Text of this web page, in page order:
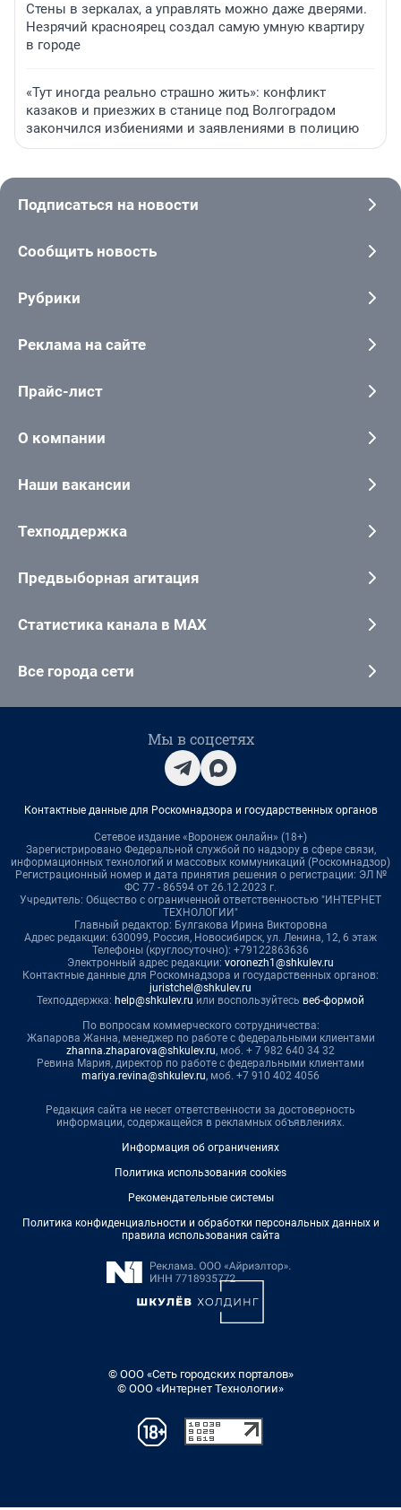
Стены в зеркалах, а управлять можно даже дверями.
Незрячий красноярец создал самую умную квартиру
в городе
«Тут иногда реально страшно жить»: конфликт
казаков и приезжих в станице под Волгоградом
закончился избиениями и заявлениями в полицию
Подписаться на новости
Сообщить новость
Рубрики
Реклама на сайте
Прайс-лист
О компании
Наши вакансии
Техподдержка
Предвыборная агитация
Статистика канала в MAX
Все города сети
Мы в соцсетях
Контактные данные для Роскомнадзора и государственных органов
Сетевое издание «Воронеж онлайн» (18+)
Зарегистрировано Федеральной службой по надзору в сфере связи,
информационных технологий и массовых коммуникаций (Роскомнадзор)
Регистрационный номер и дата принятия решения о регистрации: ЭЛ №
ФС 77 - 86594 от 26.12.2023 г.
Учредитель: Общество с ограниченной ответственностью "ИНТЕРНЕТ
ТЕХНОЛОГИИ"
Главный редактор: Булгакова Ирина Викторовна
Адрес редакции: 630099, Россия, Новосибирск, ул. Ленина, 12, 6 этаж
Телефоны (круглосуточно): +79122863636
Электронный адрес редакции: voronezh1@shkulev.ru
Контактные данные для Роскомнадзора и государственных органов:
juristchel@shkulev.ru
Техподдержка: help@shkulev.ru или воспользуйтесь веб-формой
По вопросам коммерческого сотрудничества:
Жапарова Жанна, менеджер по работе с федеральными клиентами
zhanna.zhaparova@shkulev.ru, моб. + 7 982 640 34 32
Ревина Мария, директор по работе с федеральными клиентами
mariya.revina@shkulev.ru, моб. +7 910 402 4056
Редакция сайта не несет ответственности за достоверность
информации, содержащейся в рекламных объявлениях.
Информация об ограничениях
Политика использования cookies
Рекомендательные системы
Политика конфиденциальности и обработки персональных данных и
правила использования сайта
© ООО «Сеть городских порталов»
© ООО «Интернет Технологии»